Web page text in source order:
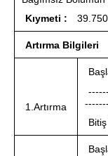
Kıymeti :
Artırma Bilgileri
1.Artırma